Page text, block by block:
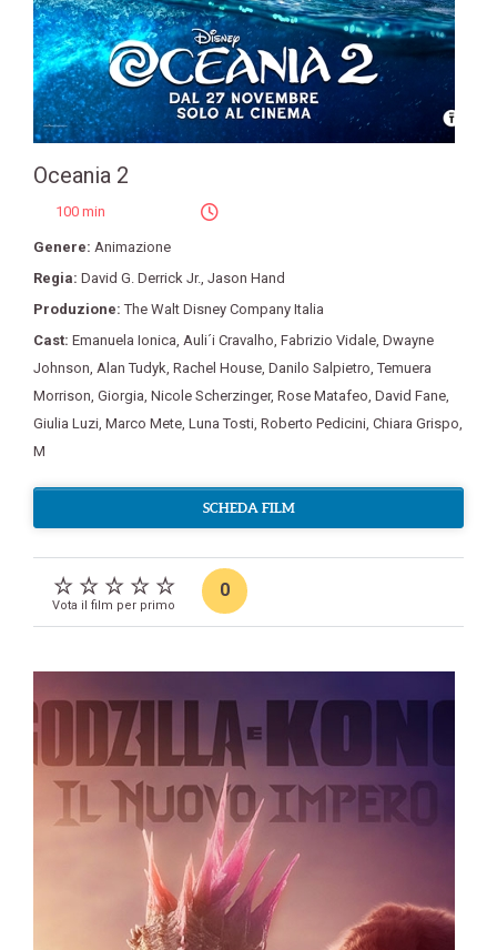
Oceania 2
100 min
Genere: Animazione
Regia: David G. Derrick Jr., Jason Hand
Produzione:The Walt Disney Company Italia
Cast: Emanuela Ionica, Auli´i Cravalho, Fabrizio Vidale, Dwayne
Johnson, Alan Tudyk, Rachel House, Danilo Salpietro,Temuera
Morrison, Giorgia, Nicole Scherzinger, Rose Matafeo, David Fane,
Giulia Luzi, Marco Mete, Luna Tosti, Roberto Pedicini, Chiara Grispo,
M
SCHEDA FILM
Vota il film per primo
0